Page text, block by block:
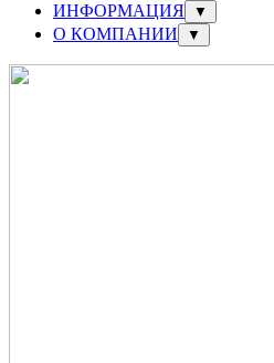
ИНФОРМАЦИЯ ▼
О КОМПАНИИ ▼